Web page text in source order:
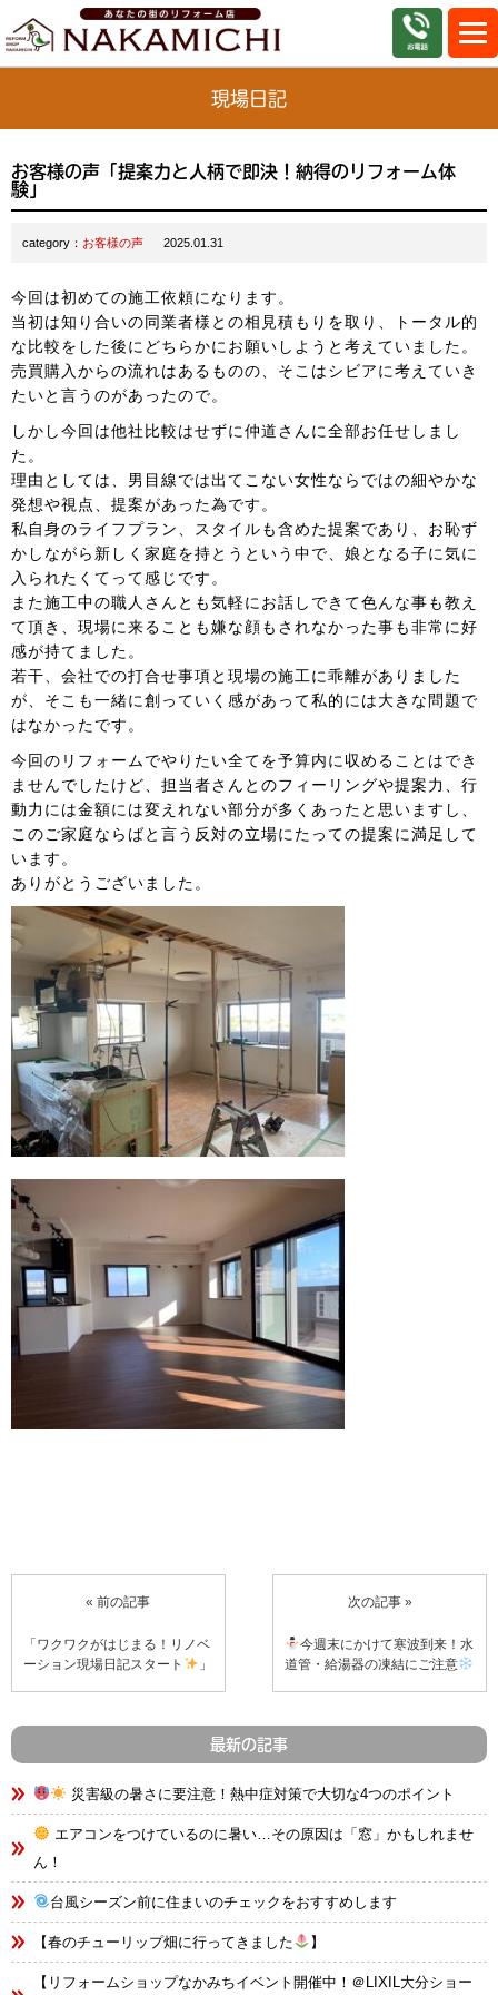
現場日記
お客様の声「提案力と人柄で即決！納得のリフォーム体
験」
category： お客様の声 2025.01.31
今回は初めての施工依頼になります。
当初は知り合いの同業者様との相見積もりを取り、トータル的
な比較をした後にどちらかにお願いしようと考えていました。
売買購入からの流れはあるものの、そこはシビアに考えていき
たいと言うのがあったので。
しかし今回は他社比較はせずに仲道さんに全部お任せしまし
た。
理由としては、男目線では出てこない女性ならではの細やかな
発想や視点、提案があった為です。
私自身のライフプラン、スタイルも含めた提案であり、お恥ず
かしながら新しく家庭を持とうという中で、娘となる子に気に
入られたくてって感じです。
また施工中の職人さんとも気軽にお話しできて色んな事も教え
て頂き、現場に来ることも嫌な顔もされなかった事も非常に好
感が持てました。
若干、会社での打合せ事項と現場の施工に乖離がありました
が、そこも一緒に創っていく感があって私的には大きな問題で
はなかったです。
今回のリフォームでやりたい全てを予算内に収めることはでき
ませんでしたけど、担当者さんとのフィーリングや提案力、行
動力には金額には変えれない部分が多くあったと思いますし、
このご家庭ならばと言う反対の立場にたっての提案に満足して
います。
ありがとうございました。
« 前の記事
「ワクワクがはじまる！リノベ
ーション現場日記スタート
」
次の記事 »
今週末にかけて寒波到来！水
道管・給湯器の凍結にご注意
最新の記事
災害級の暑さに要注意！熱中症対策で大切な4つのポイント
エアコンをつけているのに暑い…その原因は「窓」かもしれませ
ん！
台風シーズン前に住まいのチェックをおすすめします
【春のチューリップ畑に行ってきました 】
【リフォームショップなかみちイベント開催中！＠LIXIL大分ショー